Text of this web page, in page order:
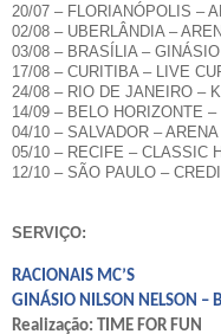
20/07 – FLORIANÓPOLIS –
02/08 – UBERLÂNDIA –
03/08 – BRASÍLIA –
17/08 – CURITIBA – LIVE
24/08 – RIO DE JANEIRO –
14/09 – BELO HORIZONTE
04/10 – SALVADOR –
05/10 – RECIFE – CLASSIC
12/10 – SÃO PAULO –
SERVIÇO:
RACIONAIS MC’S
GINÁSIO NILSON NELSON –
Realização: TIME FOR FUN